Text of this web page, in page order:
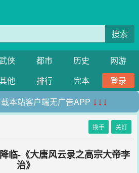
搜索
侠 都市 历史
网游
他 排行 完本
登录
本站客户端无广告APP ↓↓↓
换手 关灯
临-《大唐风云录之高宗大帝李
治》